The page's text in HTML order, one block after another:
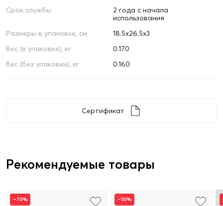
Срок службы
2 года с начала
использования
Размеры в упаковке, см
18.5х26.5х3
Вес (в упаковке), кг
0.170
Вес (без упаковки), кг
0.160
Сертификат
Рекомендуемые товары
–70% –50%